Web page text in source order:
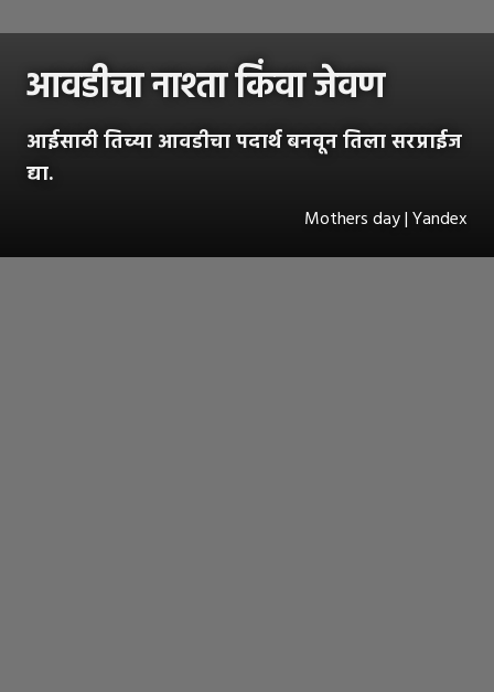
आवडीचा नाश्ता किंवा जेवण
आईसाठी तिच्या आवडीचा पदार्थ बनवून तिला सरप्राईज
द्या.
Mothers day | Yandex